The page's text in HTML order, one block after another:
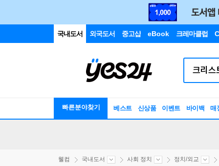
국내도서 외국도서 중고샵 eBook 크레마클럽
빠른분야찾기 베스트 신상품 이벤트 바이백 매
웰컴 국내도서 사회 정치 정치/외교